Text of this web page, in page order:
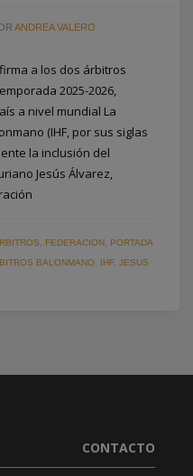
ANDREA VALERO
a los dos árbitros
2025-2026,
a nivel mundial La
(IHF, por sus siglas
la inclusión del
Jesús Álvarez,
FEDERACION
PORTADA
BALONMANO IHF, JESUS
CONTACTO